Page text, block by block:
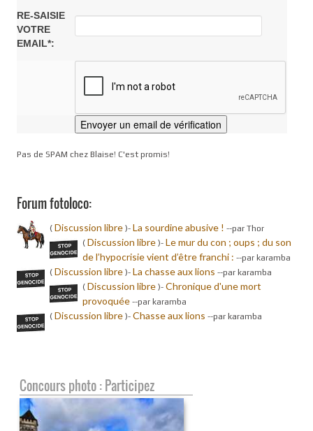
RE-SAISIE
VOTRE
EMAIL*:
Pas de SPAM chez Blaise! C'est promis!
Forum fotoloco:
( Discussion libre )- La sourdine abusive ! --par Thor
( Discussion libre )- Le mur du con ; oups ; du son
de l’hypocrisie vient d’être franchi : --par karamba
( Discussion libre )- La chasse aux lions --par karamba
( Discussion libre )- Chronique d'une mort
provoquée --par karamba
( Discussion libre )- Chasse aux lions --par karamba
Concours photo : Participez